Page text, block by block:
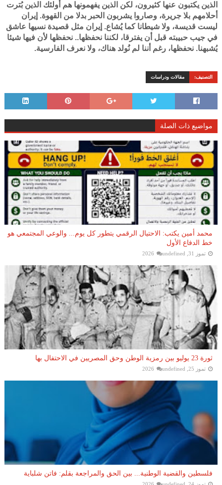
الذين يكتبون عنها كثيرون، لكن الذين يفهمونها هم أولئك الذين بُترت
أحلامهم بلا جريرة، وصاروا يشربون الحبر بدلا من القهوة. إيران
ليست قديسة، ولا شيطانا كما يُشاع. إيران مثل قصيدة نسيها عاشق
في جيب حبيبته قبل أن يفترقا، لكننا نحفظها.. نحفظها لأن فيها شيئا
يُشبهنا. نحفظها، رغم أننا لم نُولد هناك، ولا نعرف الفارسية.
التصنيف: مقالات ودراسات
مواضيع ذات الصلة
محمد أمين يكتب: الاحتيال الرقمي يتطور كل يوم... والوعي المجتمعي هو
خط الدفاع الأول
تموز 31, 2026 undefined
ثورة 23 يوليو بين رمزية الوطن وحق المصريين في الاحتفال بها
تموز 25, 2026 undefined
فلسطين والقضية الوطنية... بين الحق والمراجعة بقلم: فاتن شلباية